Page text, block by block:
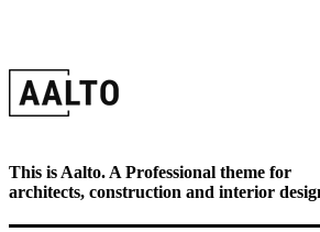
This is Aalto. A Professional theme for
architects, construction and interior